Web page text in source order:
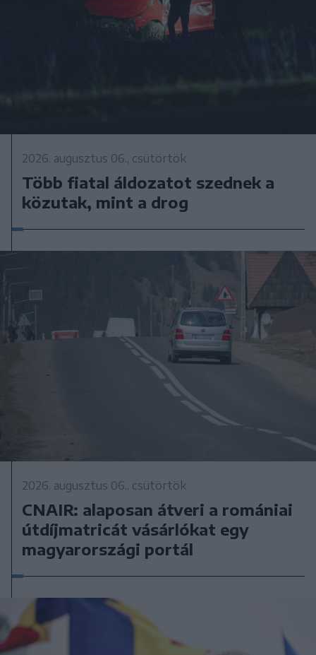
2026. augusztus 06., csütörtök
Több fiatal áldozatot szednek a
közutak, mint a drog
2026. augusztus 06., csütörtök
CNAIR: alaposan átveri a romániai
útdíjmatricát vásárlókat egy
magyarországi portál